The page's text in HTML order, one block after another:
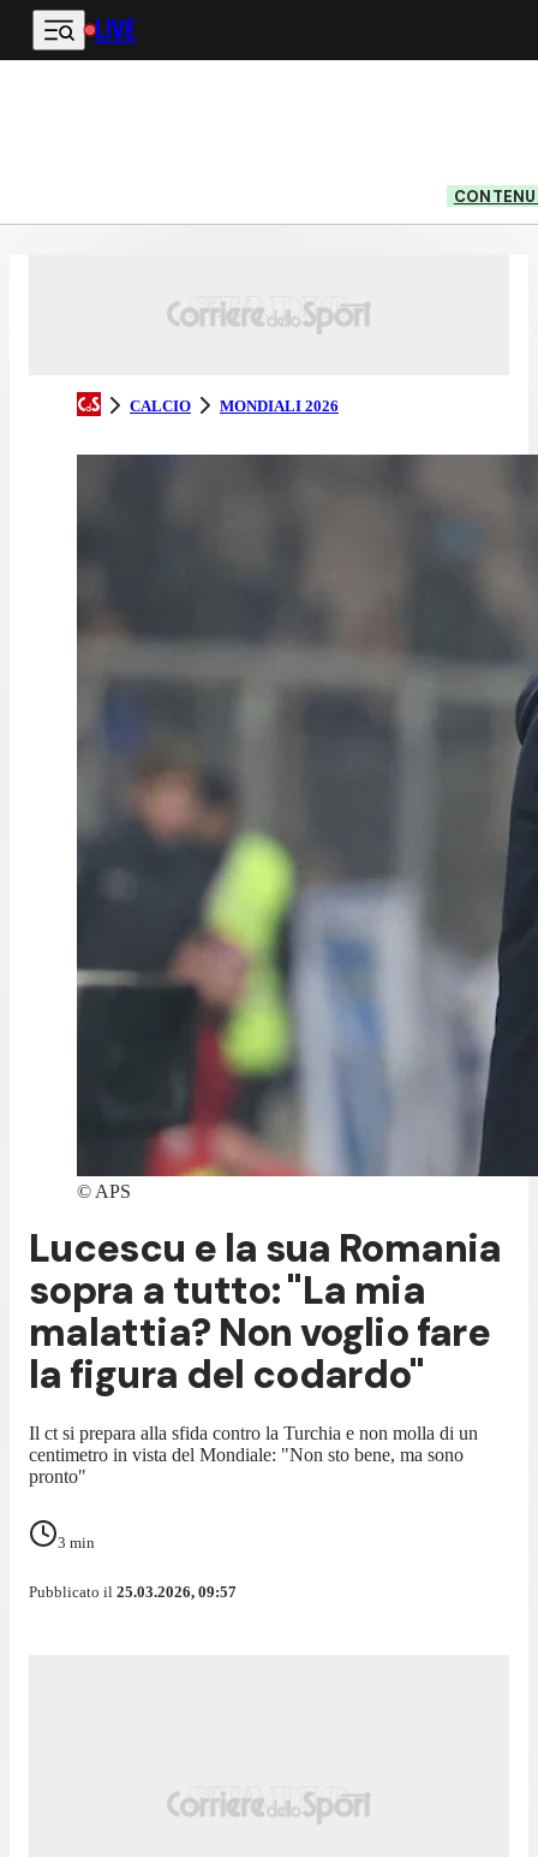
Vai al contenuto principale
LIVE
CALCIO MONDIALI 2026
© APS
Lucescu e la sua Romania
sopra a tutto: "La mia
malattia? Non voglio fare
la figura del codardo"
Il ct si prepara alla sfida contro la Turchia e non molla di un
centimetro in vista del Mondiale: "Non sto bene, ma sono
pronto"
3 min
Pubblicato il 25.03.2026, 09:57